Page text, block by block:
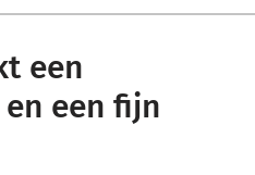
een
een fijn